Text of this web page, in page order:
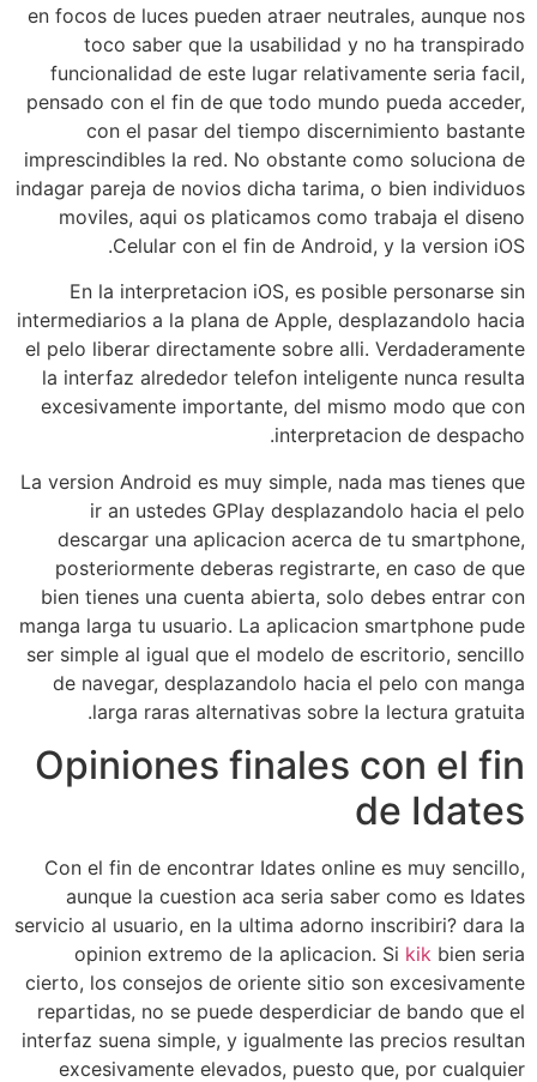
en focos de luces pueden atraer neutrales, aunque nos
toco saber que la usabilidad y no ha transpirado
funcionalidad de este lugar relativamente seri­a facil,
pensado con el fin de que todo mundo pueda acceder,
con el pasar del tiempo discernimiento bastante
imprescindibles la red. No obstante como soluciona de
indagar pareja de novios dicha tarima, o bien individuos
moviles, aqui os platicamos como trabaja el diseno
Celular con el fin de Android, y la version iOS.
En la interpretacion iOS, es posible personarse sin
intermediarios a la plana de Apple, desplazandolo hacia
el pelo liberar directamente sobre alli. Verdaderamente
la interfaz alrededor telefon inteligente nunca resulta
excesivamente importante, del mismo modo que con
interpretacion de despacho.
La version Android es muy simple, nada mas tienes que
ir an ustedes GPlay desplazandolo hacia el pelo
descargar una aplicacion acerca de tu smartphone,
posteriormente deberas registrarte, en caso de que
bien tienes una cuenta abierta, solo debes entrar con
manga larga tu usuario. La aplicacion smartphone pude
ser simple al igual que el modelo de escritorio, sencillo
de navegar, desplazandolo hacia el pelo con manga
larga raras alternativas sobre la lectura gratuita.
Opiniones finales con el fin
de Idates
Con el fin de encontrar Idates online es muy sencillo,
aunque la cuestion aca seri­a saber como es Idates
servicio al usuario, en la ultima adorno inscribiri? dara la
opinion extremo de la aplicacion. Si kik bien seri­a
cierto, los consejos de oriente sitio son excesivamente
repartidas, no se puede desperdiciar de bando que el
interfaz suena simple, y igualmente las precios resultan
excesivamente elevados, puesto que, por cualquier